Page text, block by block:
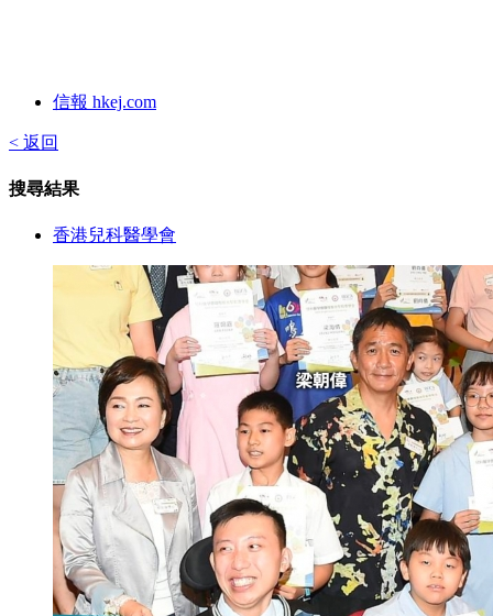
信報 hkej.com
< 返回
搜尋結果
香港兒科醫學會